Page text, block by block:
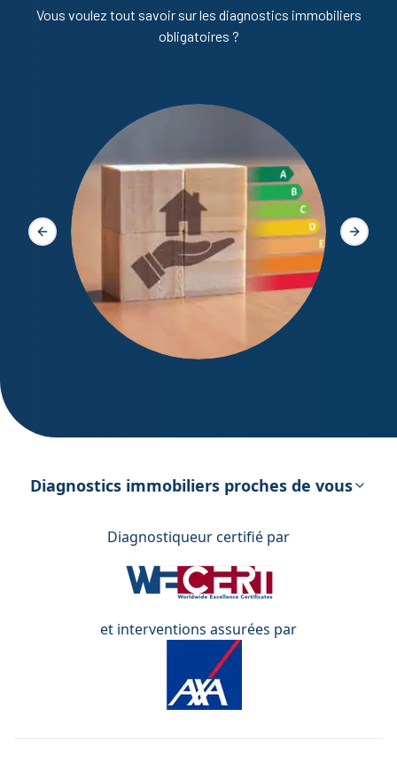
Vous voulez tout savoir sur les diagnostics immobiliers
obligatoires ?
énergétique
Slide précédente Slide
Diagnostics immobiliers proches de vous
Diagnostiqueur certifié par
et interventions assurées par